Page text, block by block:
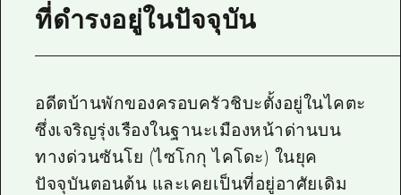
ดาวน์โหลดรูปภาพ
ที่ดำรงอยู่ในปัจจุบัน
อดีตบ้านพักของครอบครัวชิบะตั้งอยู่ในไคตะ
ซึ่งเจริญรุ่งเรืองในฐานะเมืองหน้าด่านบน
ทางด่วนซันโย (ไซโกกุ ไคโดะ) ในยุค
ปัจจุบันตอนต้น และเคยเป็นที่อยู่อาศัยเดิม